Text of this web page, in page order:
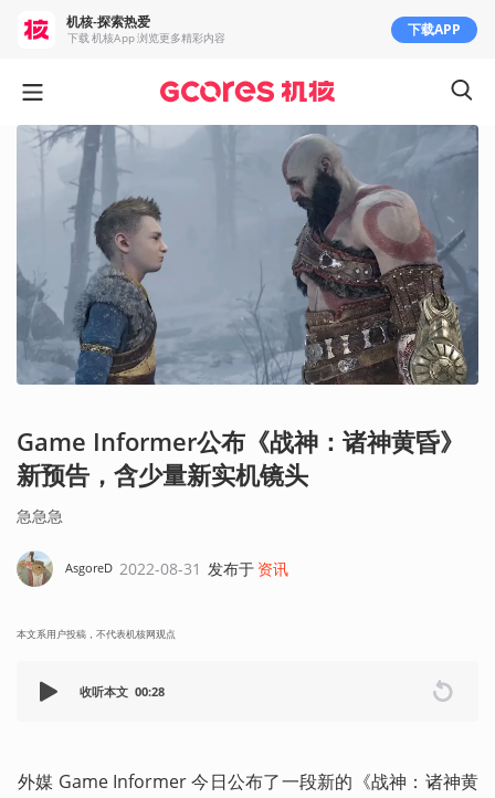
Game Informer公布《战神：诸神黄昏》
新预告，含少量新实机镜头
急急急
AsgoreD 2022-08-31 发布于 资讯
本文系用户投稿，不代表机核网观点
收听本文 00:28
外媒 Game Informer 今日公布了一段新的《战神：诸神黄
机核-探索热爱
下载 机核App 浏览更多精彩内容 下载APP